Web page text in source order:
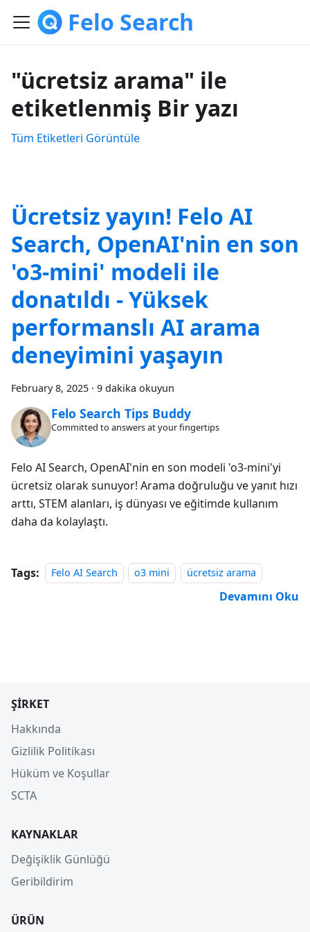
Felo Search
"ücretsiz arama" ile
etiketlenmiş Bir yazı
Tüm Etiketleri Görüntüle
Ücretsiz yayın! Felo AI
Search, OpenAI'nin en son
'o3-mini' modeli ile
donatıldı - Yüksek
performanslı AI arama
deneyimini yaşayın
February 8, 2025 · 9 dakika okuyun
Felo Search Tips Buddy
Committed to answers at your fingertips
Felo AI Search, OpenAI'nin en son modeli 'o3-mini'yi
ücretsiz olarak sunuyor! Arama doğruluğu ve yanıt hızı
arttı, STEM alanları, iş dünyası ve eğitimde kullanım
daha da kolaylaştı.
Tags: Felo AI Search o3 mini ücretsiz arama
Devamını Oku
ŞIRKET
Hakkında
Gizlilik Politikası
Hüküm ve Koşullar
SCTA
KAYNAKLAR
Değişiklik Günlüğü
Geribildirim
ÜRÜN